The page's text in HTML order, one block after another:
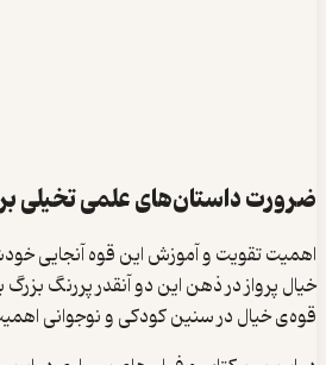
ضرورت داستان‌های علمی تخیلی
اهمیت تقویت و آموزش این قوه آنجایی
خیال پرواز در ذهن این دو آنقدر پررنگ
قوه‌ی خیال در سنین کودکی و نوجوانی